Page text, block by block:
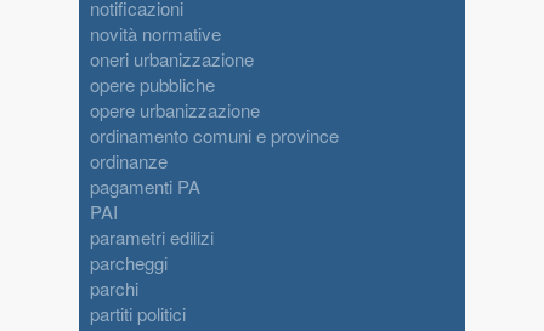
notificazioni
novità normative
oneri urbanizzazione
opere pubbliche
opere urbanizzazione
ordinamento comuni e province
ordinanze
pagamenti PA
PAI
parametri edilizi
parcheggi
parchi
partiti politici